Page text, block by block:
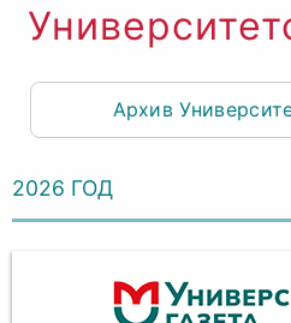
Архив
2026 ГОД